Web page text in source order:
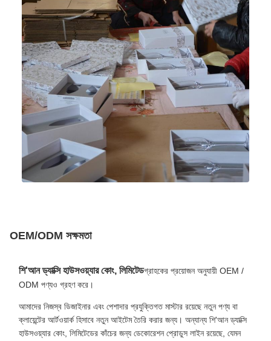
OEM/ODM সক্ষমতা
শি'আন ড্যাক্সি হাউসওয়্যার কোং, লিমিটেডগ্রাহকের প্রয়োজন অনুযায়ী OEM /
ODM পণ্যও গ্রহণ করে।
আমাদের নিজস্ব ডিজাইনার এবং পেশাদার প্রযুক্তিগত মাস্টার রয়েছে নতুন পণ্য বা
ক্লায়েন্টের আর্টওয়ার্ক হিসাবে নতুন আইটেম তৈরি করার জন্য। অন্যান্য শি'আন ড্যাক্সি
হাউসওয়্যার কোং, লিমিটেডের কাঁচের জন্য ডেকোরেশন প্রোডুস লাইন রয়েছে, যেমন